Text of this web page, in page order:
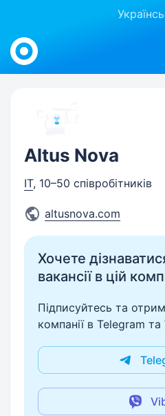
Work.ua
Altus Nova
IT, 10–50 співробітників
altusnova.com
Хочете
вакансії в цій
Підписуйтесь та
компанії в Telegram та